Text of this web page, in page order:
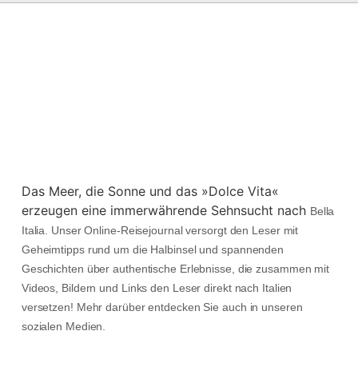
Das Meer, die Sonne und das »Dolce Vita«
erzeugen eine immerwährende Sehnsucht nach Bella
Italia. Unser Online-Reisejournal versorgt den Leser mit
Geheimtipps rund um die Halbinsel und spannenden
Geschichten über authentische Erlebnisse, die zusammen mit
Videos, Bildern und Links den Leser direkt nach Italien
versetzen! Mehr darüber entdecken Sie auch in unseren
sozialen Medien.